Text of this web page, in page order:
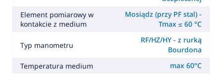
Element pomiarowy w
kontakcie z medium
Mosiądz (przy PF stal) -
Tmax ≤ 60 °C
Typ manometru
RF/HZ/HY - z rurką
Bourdona
Temperatura medium
max 60°C